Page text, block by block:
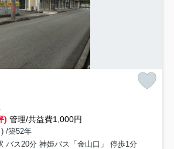
) 管理/共益費1,000円
/築52年
バス20分 神姫バス「金山口」 停歩1分